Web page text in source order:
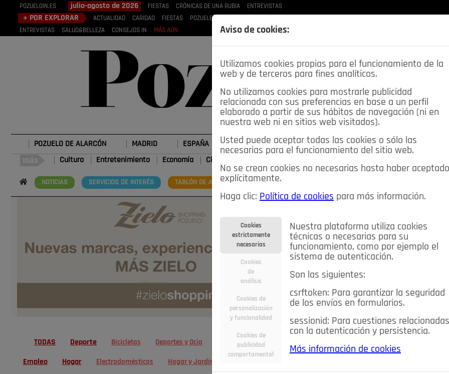
POZUELOIN.ES julio-agosto de 2026 FIESTAS CRÓNICAS DE UNA RUBIA ENTREVISTAS
+ POR EXPLORAR ACTUALIDAD CARIDAD FIESTAS POZUELEROS
ENTREVISTAS
SALUD&BELLEZA CONSEJOS IN MÁS AÚN
POZUELO DE ALARCÓN MADRID ESPAÑA DEPORTES OPINIÓN IN SALUD 🔴 EN DIRECTO
Cultura Entretenimiento Economía Ciencia&Tecnología
NOTICIAS SERVICIOS DE INTERÉS TABLÓN DE ANUNCIOS MIS ANUNCIOS
TODAS Deporte Bicicletas Deportes y Ocio
Empleo Hogar Electrodomésticos Hogar y Jardín
Aviso de cookies:
Utilizamos cookies propias para el funcionamiento de la
web y de terceros para fines analíticos.
No utilizamos cookies para mostrarle publicidad
relacionada con sus preferencias en base a un perfil
elaborado a partir de sus hábitos de navegación (ni en
nuestra web ni en sitios web visitados).
Usted puede aceptar todas las cookies o sólo las
necesarias para el funcionamiento del sitio web.
No se crean cookies no necesarias hasta haber aceptado
explícitamente.
Haga clic: Política de cookies para más información.
Cookies
estrictamente
necesarias
Cookies
de
análisis
Cookies de
personalización
y funcionalidad
Cookies de
publicidad
comportamental
Nuestra plataforma utiliza cookies
técnicas o necesarias para su
funcionamiento, como por ejemplo el
sistema de autenticación.
Son las siguientes:
csrftoken: Para garantizar la seguridad
de los envíos en formularios.
sessionid: Para cuestiones relacionadas
con la autenticación y persistencia.
Más información de cookies